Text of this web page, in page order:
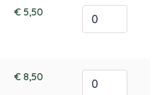
€ 5,50
€ 8,50